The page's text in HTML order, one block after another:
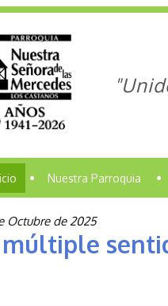
• Nuestra Parroquia •
Octubre de 2025